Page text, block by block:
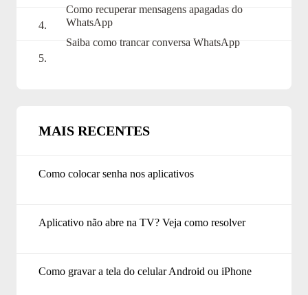
Como recuperar mensagens apagadas do
WhatsApp
Saiba como trancar conversa WhatsApp
MAIS RECENTES
Como colocar senha nos aplicativos
Aplicativo não abre na TV? Veja como resolver
Como gravar a tela do celular Android ou iPhone